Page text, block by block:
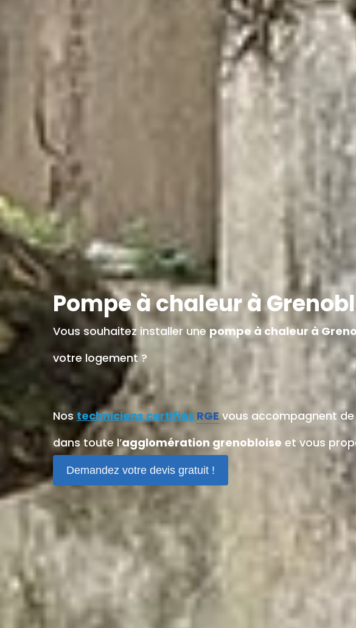
Pompe à chaleur à
Vous souhaitez installer une pompe à chaleur à
votre logement ?
Nos techniciens certifiés RGEvous accompagnent de
dans toute l’agglomération grenobloise et vous
Demandez votre devis gratuit !